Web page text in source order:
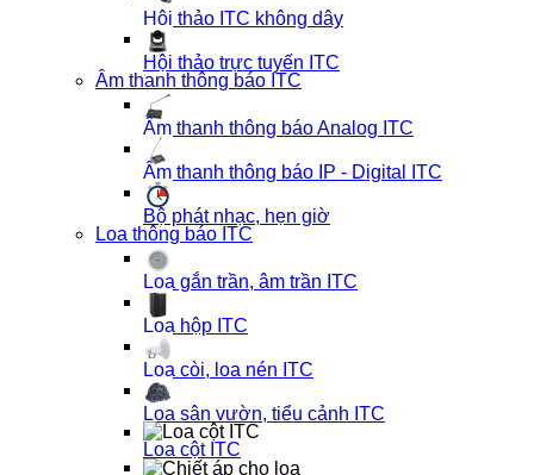
Hội thảo ITC không dây
Hội thảo trực tuyến ITC
Âm thanh thông báo ITC
Âm thanh thông báo Analog ITC
Âm thanh thông báo IP - Digital ITC
Bộ phát nhạc, hẹn giờ
Loa thông báo ITC
Loa gắn trần, âm trần ITC
Loa hộp ITC
Loa còi, loa nén ITC
Loa sân vườn, tiểu cảnh ITC
Loa cột ITC